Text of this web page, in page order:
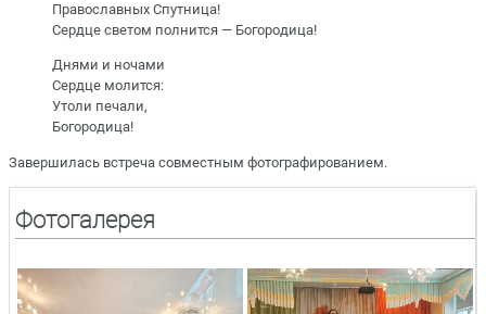
Православных Спутница!
Сердце светом полнится — Богородица!
Днями и ночами
Сердце молится:
Утоли печали,
Богородица!
Завершилась встреча совместным фотографированием.
Фотогалерея